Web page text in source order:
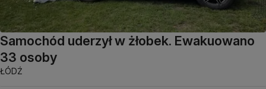
Samochód uderzył w żłobek. Ewakuowano
33 osoby
ŁÓDŹ